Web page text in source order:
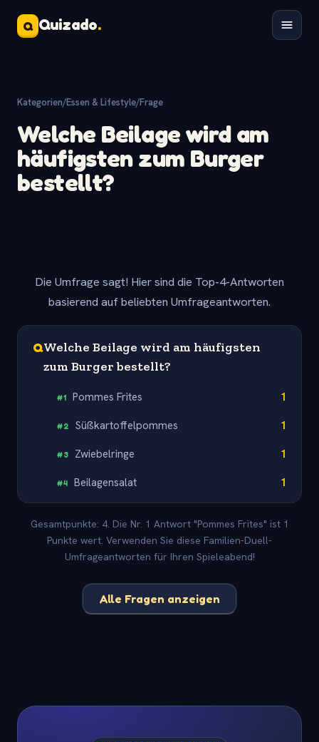
Q Quizado.
Kategorien/Essen & Lifestyle/Frage
Welche Beilage wird am
häufigsten zum Burger
bestellt?
Die Umfrage sagt! Hier sind die Top-4-Antworten
basierend auf beliebten Umfrageantworten.
QWelche Beilage wird am häufigsten
zum Burger bestellt?
#1 Pommes Frites 1
#2 Süßkartoffelpommes 1
#3 Zwiebelringe 1
#4 Beilagensalat 1
Gesamtpunkte: 4. Die Nr. 1 Antwort "Pommes Frites" ist 1
Punkte wert. Verwenden Sie diese Familien-Duell-
Umfrageantworten für Ihren Spieleabend!
Alle Fragen anzeigen